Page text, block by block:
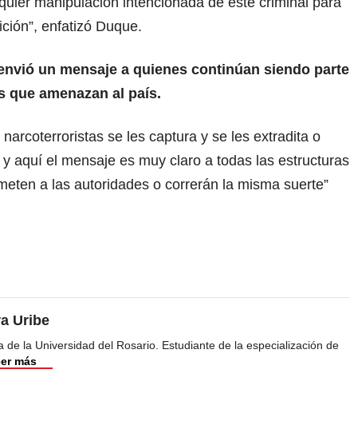
enfatizó Duque.
un mensaje a quienes continúan siendo parte
amenazan al país.
se les captura y se les extradita o
aquí el mensaje es muy claro a todas las estructuras
a las autoridades o correrán la misma suerte”
Uribe
de la Universidad del Rosario. Estudiante de la especialización de
más